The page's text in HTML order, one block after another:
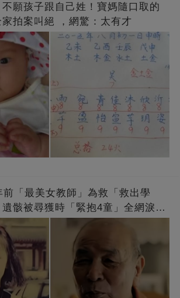
願孩子跟自己姓！寶媽隨口取的
家拍案叫絕 ，網驚：太有才
前「最美女教師」為救「救出學
骸被尋獲時「緊抱4童」全網淚
該被遺忘